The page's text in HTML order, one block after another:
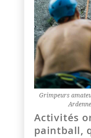
Grimpeurs
Activités
paintball,